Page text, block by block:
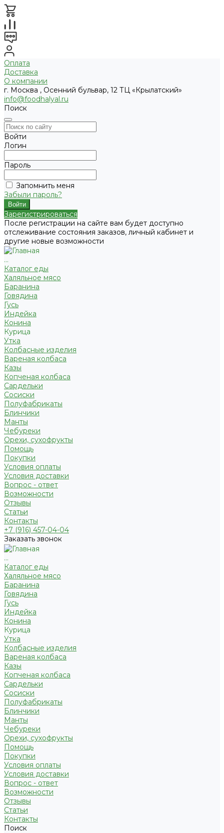
Оплата
Доставка
О компании
г. Москва , Осенний бульвар, 12 ТЦ «Крылатский»
info@foodhalyal.ru
Поиск
Войти
Логин
Пароль
Запомнить меня
Забыли пароль?
Зарегистрироваться
После регистрации на сайте вам будет доступно
отслеживание состояния заказов, личный кабинет и
другие новые возможности
...
Каталог еды
Халяльное мясо
Баранина
Говядина
Гусь
Индейка
Конина
Курица
Утка
Колбасные изделия
Вареная колбаса
Казы
Копченая колбаса
Сардельки
Сосиски
Полуфабрикаты
Блинчики
Манты
Чебуреки
Орехи, сухофрукты
Помощь
Покупки
Условия оплаты
Условия доставки
Вопрос - ответ
Возможности
Отзывы
Статьи
Контакты
+7 (916) 457-04-04
Заказать звонок
...
Каталог еды
Халяльное мясо
Баранина
Говядина
Гусь
Индейка
Конина
Курица
Утка
Колбасные изделия
Вареная колбаса
Казы
Копченая колбаса
Сардельки
Сосиски
Полуфабрикаты
Блинчики
Манты
Чебуреки
Орехи, сухофрукты
Помощь
Покупки
Условия оплаты
Условия доставки
Вопрос - ответ
Возможности
Отзывы
Статьи
Контакты
Поиск